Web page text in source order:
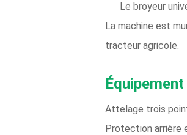
Le broyeur
La machine est
tracteur agricole.
Attelage trois
Protection arrière